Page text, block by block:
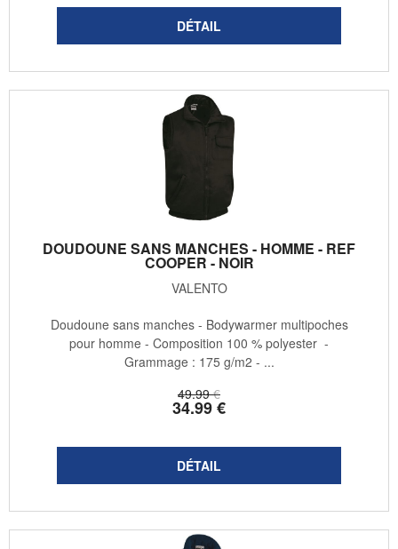
DOUDOUNE SANS MANCHES - HOMME - REF
COOPER - NOIR
VALENTO
49.99 €
34.99€
Doudoune sans manches - Bodywarmer multipoches
pour homme - Composition 100 % polyester -
Grammage : 175 g/m2 - ...